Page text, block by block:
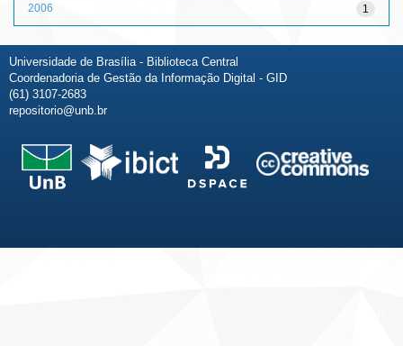
1
2006
Universidade de Brasília - Biblioteca Central
Coordenadoria de Gestão da Informação Digital - GID
(61) 3107-2683
repositorio@unb.br